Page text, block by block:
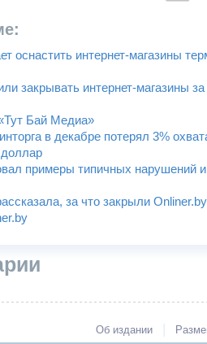
оснастить интернет-магазины
закрывать интернет-магазины
Бай Медиа»
в декабре потерял 3%
примеры типичных нарушений
за что закрыли Onliner.by
Об издании |